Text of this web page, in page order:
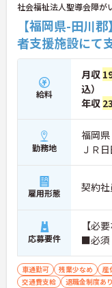
社会福祉法人聖導会障
【福岡県-田川
者支援施設にて
給料
月収
込）
年収
勤務地
福岡
ＪＲ
雇用形態 契約
応募要件
【必
■必須
車通勤可 残業少なめ 産
交通費支給
退職金制度あり